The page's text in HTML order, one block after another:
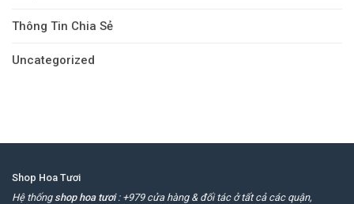
Thông Tin Chia Sẻ
Uncategorized
Shop Hoa Tươi
Hệ thống shop hoa tươi: +979 cửa hàng & đối tác ở tất cả các quận,